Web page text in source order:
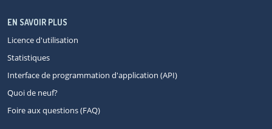
EN SAVOIR PLUS
Licence d'utilisation
Statistiques
Interface de programmation d'application (API)
Quoi de neuf?
Foire aux questions (FAQ)